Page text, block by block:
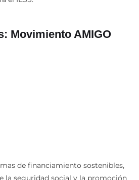
Movimiento AMIGO
de financiamiento sostenibles,
la seguridad social y la promoción